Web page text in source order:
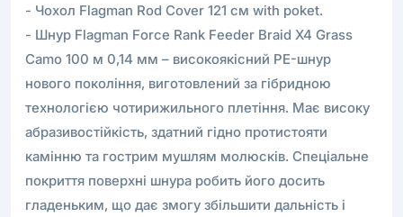
- Чохол Flagman Rod Cover 121 см with poket.
- Шнур Flagman Force Rank Feeder Braid Х4 Grass
Camo 100 м 0,14 мм – високоякісний PE-шнур
нового покоління, виготовлений за гібридною
технологією чотирижильного плетіння. Має високу
абразивостійкість, здатний гідно протистояти
камінню та гострим мушлям молюсків. Спеціальне
покриття поверхні шнура робить його досить
гладеньким, що дає змогу збільшити дальність і